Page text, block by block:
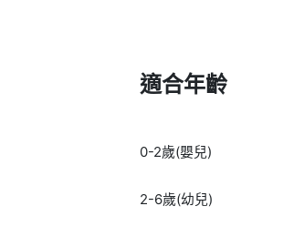
適合年齡
0-2歲(嬰兒)
2-6歲(幼兒)